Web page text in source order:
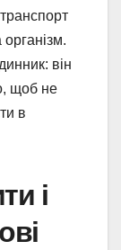
він
щоб не
в
і